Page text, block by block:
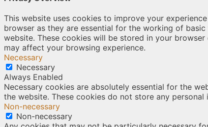
This website uses cookies to improve your
browser as they are essential for the working of
website. These cookies will be stored in your
may affect your browsing experience.
Necessary
Necessary
Always Enabled
Necessary cookies are absolutely essential for the
the website. These cookies do not store any personal
Non-necessary
Non-necessary